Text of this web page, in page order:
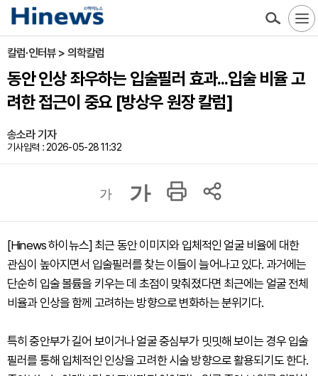
칼럼·인터뷰 > 의학칼럼
동안 인상 좌우하는 입술필러 효과...입술 비율 고
려한 접근이 중요 [방상우 원장 칼럼]
송소라 기자
기사입력 : 2026-05-28 11:32
가 가
[Hinews 하이뉴스] 최근 동안 이미지와 입체적인 얼굴 비율에 대한
관심이 높아지면서 입술필러를 찾는 이들이 늘어나고 있다. 과거에는
단순히 입술 볼륨을 키우는 데 초점이 맞춰졌다면 최근에는 얼굴 전체
비율과 인상을 함께 고려하는 방향으로 변화하는 분위기다.
특히 중안부가 길어 보이거나 얼굴 중심부가 밋밋해 보이는 경우 입술
필러를 통해 입체적인 인상을 고려한 시술 방향으로 활용되기도 한다.